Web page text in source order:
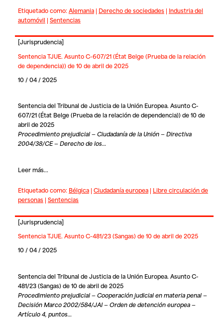
Etiquetado como:Alemania| Derecho de sociedades| Industria del
automóvil | Sentencias
[Jurisprudencia]
Sentencia TJUE. Asunto C-607/21 (État Belge (Prueba de la relación
de dependencia)) de 10 de abril de 2025
10 / 04 / 2025
Sentencia del Tribunal de Justicia de la Unión Europea. Asunto C-
607/21 (État Belge (Prueba de la relación de dependencia)) de 10 de
abril de 2025
Procedimiento prejudicial — Ciudadanía de la Unión — Directiva
2004/38/CE — Derecho de los…
Leer más...
Etiquetado como: Bélgica| Ciudadanía europea| Libre circulación de
personas| Sentencias
[Jurisprudencia]
Sentencia TJUE. Asunto C-481/23 (Sangas) de 10 de abril de 2025
10 / 04 / 2025
Sentencia del Tribunal de Justicia de la Unión Europea. Asunto C-
481/23 (Sangas) de 10 de abril de 2025
Procedimiento prejudicial — Cooperación judicial en materia penal —
Decisión Marco 2002/584/JAI — Orden de detención europea —
Artículo 4, puntos…